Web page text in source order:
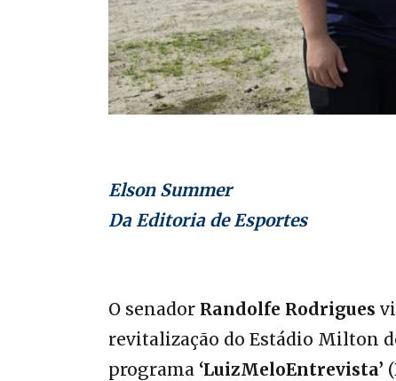
Elson Summer
Da Editoria de Esportes
O senador Randolfe Rodrigues
revitalização do Estádio Milton
programa ‘LuizMeloEntrevista’